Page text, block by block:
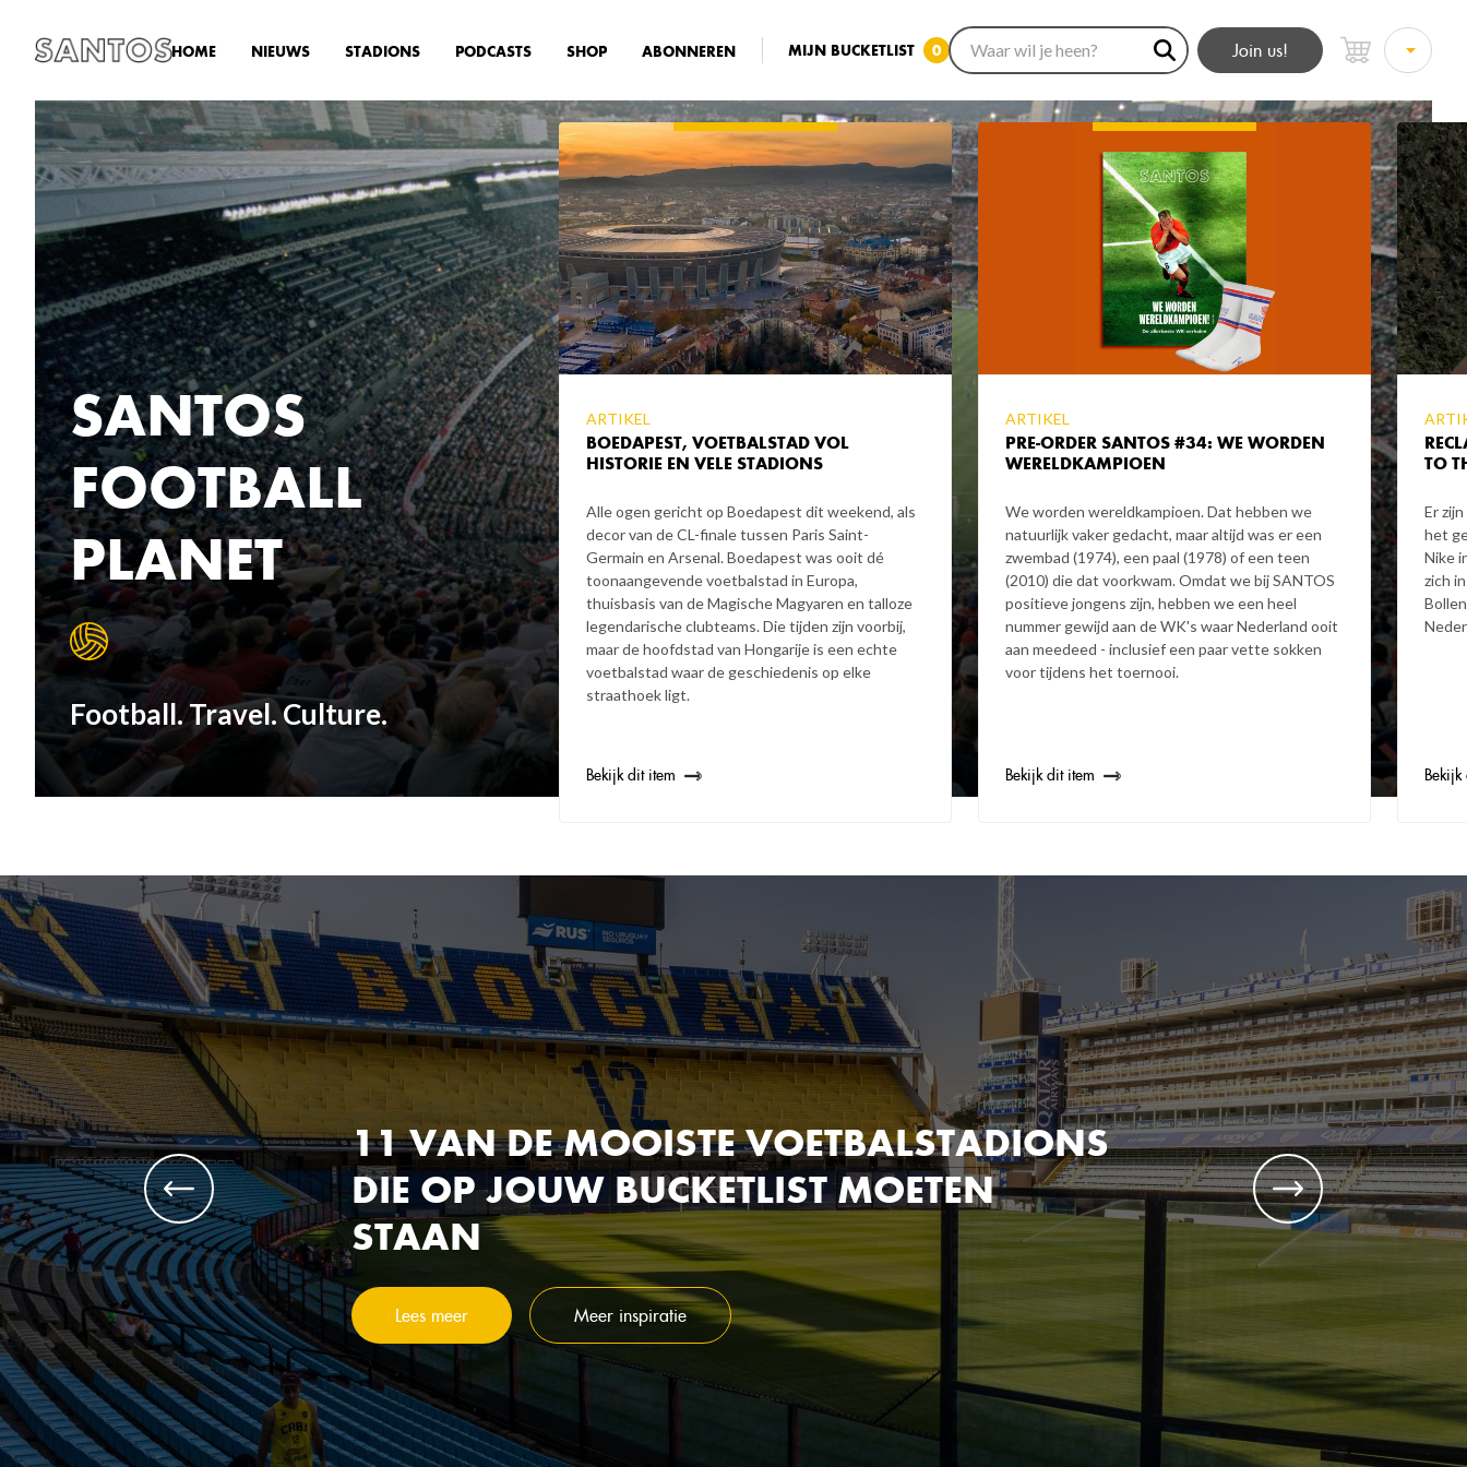
HOME NIEUWS STADIONS PODCASTS SHOP ABONNEREN MIJN BUCKETLIST 0 Join us!
SANTOS
FOOTBALL
PLANET
Football. Travel. Culture.
BOEDAPEST, VOETBALSTAD VOL
HISTORIE EN VELE STADIONS
ARTIKEL
Alle ogen gericht op Boedapest dit weekend, als
decor van de CL-finale tussen Paris Saint-
Germain en Arsenal. Boedapest was ooit dé
toonaangevende voetbalstad in Europa,
thuisbasis van de Magische Magyaren en talloze
legendarische clubteams. Die tijden zijn voorbij,
maar de hoofdstad van Hongarije is een echte
voetbalstad waar de geschiedenis op elke
straathoek ligt.
Bekijk dit item
PRE-ORDER SANTOS #34: WE WORDEN
WERELDKAMPIOEN
ARTIKEL
We worden wereldkampioen. Dat hebben we
natuurlijk vaker gedacht, maar altijd was er een
zwembad (1974), een paal (1978) of een teen
(2010) die dat voorkwam. Omdat we bij SANTOS
positieve jongens zijn, hebben we een heel
nummer gewijd aan de WK's waar Nederland ooit
aan meedeed - inclusief een paar vette sokken
voor tijdens het toernooi.
Bekijk dit item
TO
Er
het
Nike
zich
Bekijk
11 VAN DE MOOISTE VOETBALSTADIONS
DIE OP JOUW BUCKETLIST MOETEN
STAAN
Lees meer Meer inspiratie